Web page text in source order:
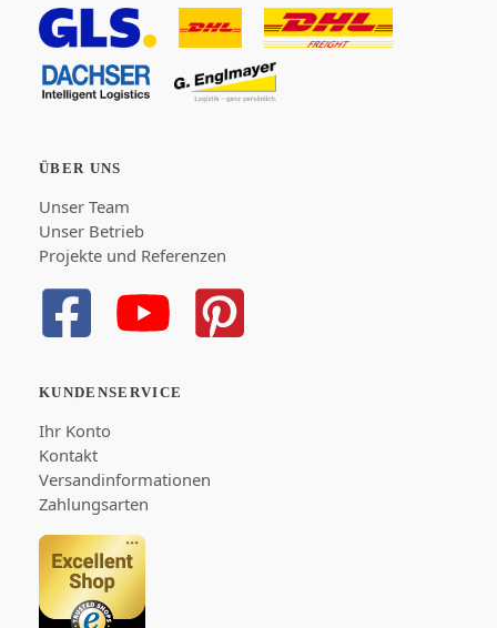
ÜBER UNS
Unser Team
Unser Betrieb
Projekte und Referenzen
KUNDENSERVICE
Ihr Konto
Kontakt
Versandinformationen
Zahlungsarten